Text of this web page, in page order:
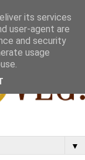
▼
its services
user-agent are
and security
usage